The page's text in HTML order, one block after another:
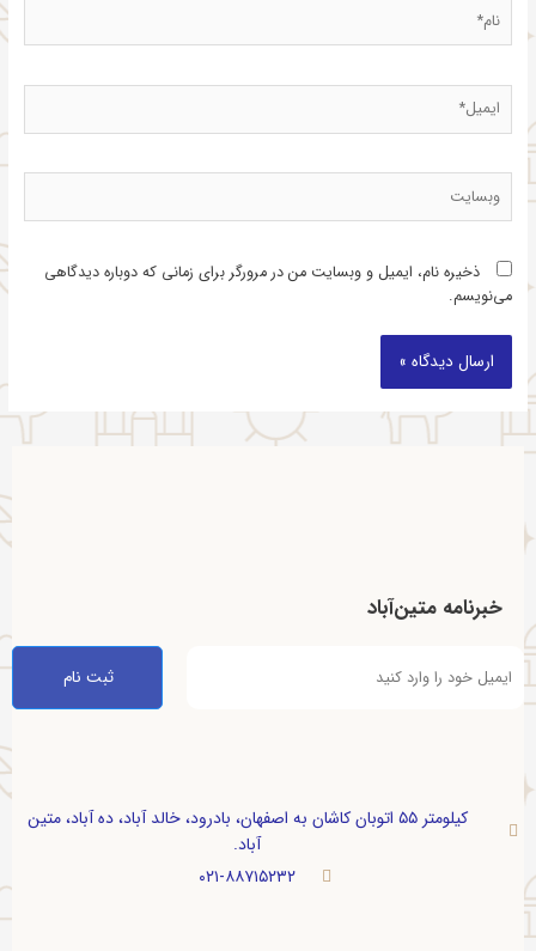
ذخیره نام، ایمیل و وبسایت من در مرورگر برای زمانی که دوباره دیدگاهی
می‌نویسم.
خبرنامه متین‌آباد
کیلومتر ۵۵ اتوبان کاشان به اصفهان، بادرود، خالد آباد، ده آباد، متین
آباد.
۰۲۱-۸۸۷۱۵۲۳۲